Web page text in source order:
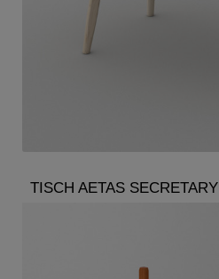
TISCH AETAS SECRETARY